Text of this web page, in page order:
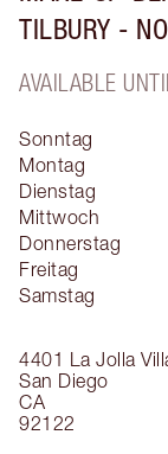
TILBURY -
AVAILABLE
4401 La Jolla
San Diego
CA
92122
Sonntag
Montag
Dienstag
Mittwoch
Donnerstag
Freitag
Samstag